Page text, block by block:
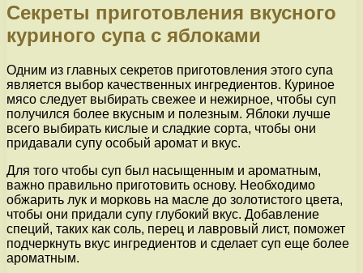
Секреты приготовления вкусного
куриного супа с яблоками
Одним из главных секретов приготовления этого супа
является выбор качественных ингредиентов. Куриное
мясо следует выбирать свежее и нежирное, чтобы суп
получился более вкусным и полезным. Яблоки лучше
всего выбирать кислые и сладкие сорта, чтобы они
придавали супу особый аромат и вкус.
Для того чтобы суп был насыщенным и ароматным,
важно правильно приготовить основу. Необходимо
обжарить лук и морковь на масле до золотистого цвета,
чтобы они придали супу глубокий вкус. Добавление
специй, таких как соль, перец и лавровый лист, поможет
подчеркнуть вкус ингредиентов и сделает суп еще более
ароматным.